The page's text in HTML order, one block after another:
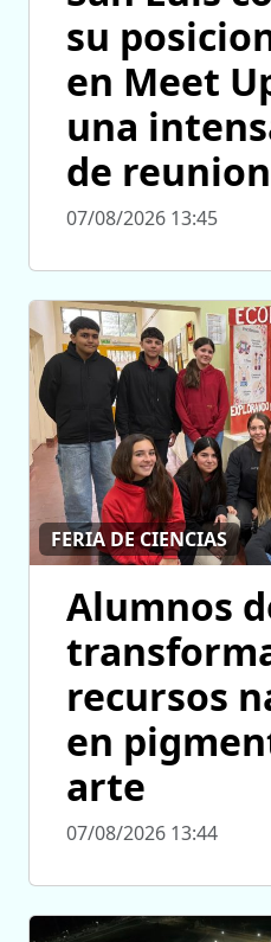
su
en Meet
una
de
07/08/2026 13:45
FERIA DE CIENCIAS
Alumnos
recursos
en
arte
07/08/2026 13:44